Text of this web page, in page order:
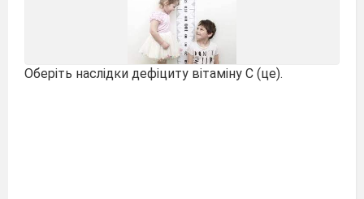
Оберіть наслідки дефіциту вітаміну С (це).